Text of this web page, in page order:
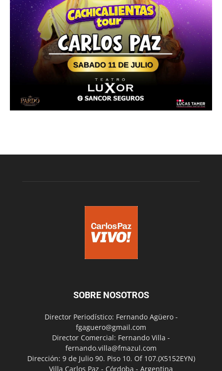
SOBRE NOSOTROS
Director Periodístico: Fernando Agüero -
fgaguero@gmail.com
Director Comercial: Fernando Villa -
fernando.villa@fmazul.com
Dirección: 9 de Julio 90. Piso 10. Of 107.(X5152EYN)
Villa Carlos Paz - Córdoba - Argentina